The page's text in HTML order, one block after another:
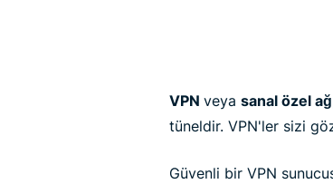
VPN veya sanal özel ağ
tüneldir. VPN'ler sizi
Güvenli bir VPN